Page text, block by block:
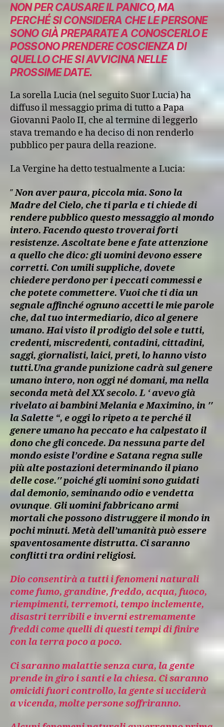
NON PER CAUSARE IL PANICO, MA
PERCHÉ SI CONSIDERA CHE LE PERSONE
SONO GIÀ PREPARATE A CONOSCERLO E
POSSONO PRENDERE COSCIENZA DI
QUELLO CHE SI AVVICINA NELLE
PROSSIME DATE.
La sorella Lucia (nel seguito Suor Lucia) ha
diffuso il messaggio prima di tutto a Papa
Giovanni Paolo II, che al termine di leggerlo
stava tremando e ha deciso di non renderlo
pubblico per paura della reazione.
La Vergine ha detto testualmente a Lucia:
′′Non aver paura, piccola mia. Sono la
Madre del Cielo, che ti parla e ti chiede di
rendere pubblico questo messaggio al mondo
intero. Facendo questo troverai forti
resistenze. Ascoltate bene e fate attenzione
a quello che dico: gli uomini devono essere
corretti. Con umili suppliche, dovete
chiedere perdono per i peccati commessi e
che potete commettere. Vuoi che ti dia un
segnale affinché ognuno accetti le mie parole
che, dal tuo intermediario, dico al genere
umano. Hai visto il prodigio del sole e tutti,
credenti, miscredenti, contadini, cittadini,
saggi, giornalisti, laici, preti, lo hanno visto
tutti.Una grande punizione cadrà sul genere
umano intero, non oggi né domani, ma nella
seconda metà del XX secolo. L ‘ avevo già
rivelato ai bambini Melania e Maximino, in ′′
la Salette “, e oggi lo ripeto a te perché il
genere umano ha peccato e ha calpestato il
dono che gli concede. Da nessuna parte del
mondo esiste l’ordine e Satana regna sulle
più alte postazioni determinando il piano
delle cose.′′ poiché gli uomini sono guidati
dal demonio, seminando odio e vendetta
ovunque. Gli uomini fabbricano armi
mortali che possono distruggere il mondo in
pochi minuti. Metà dell’umanità può essere
spaventosamente distrutta. Ci saranno
conflitti tra ordini religiosi.
Dio consentirà a tutti i fenomeni naturali
come fumo, grandine, freddo, acqua, fuoco,
riempimenti, terremoti, tempo inclemente,
disastri terribili e inverni estremamente
freddi come quelli di questi tempi di finire
con la terra poco a poco.
Ci saranno malattie senza cura, la gente
prende in giro i santi e la chiesa. Ci saranno
omicidi fuori controllo, la gente si ucciderà
a vicenda, molte persone soffriranno.